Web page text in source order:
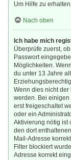
Um Hilfe zu
Nach oben
Ich habe mich
Überprüfe zuerst,
Passwort
Möglichkeiten. Wenn
du unter 13 Jahre
Wenn dies nicht
werden. Bei
erst freigeschaltet
oder ein
Aktivierung nötig ist
den dort
Mail-Adresse
Filter blockiert
Adresse korrekt